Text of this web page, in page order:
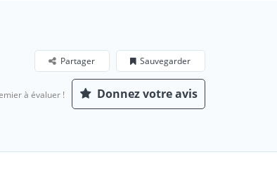
Sauvegarder
Partager
à évaluer ! Donnez votre avis